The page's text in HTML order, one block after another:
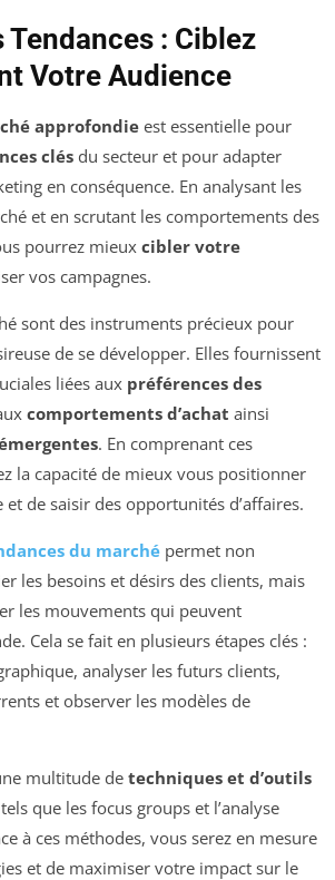
Tendances : Ciblez
Votre Audience
approfondieest essentielle pour
clés du secteur et pour adapter
en conséquence. En analysant les
et en scrutant les comportements des
pourrez mieux cibler votre
vos campagnes.
sont des instruments précieux pour
de se développer. Elles fournissent
liées aux préférences des
comportements d’achat ainsi
. En comprenant ces
la capacité de mieux vous positionner
de saisir des opportunités d’affaires.
du marché permet non
les besoins et désirs des clients, mais
les mouvements qui peuvent
Cela se fait en plusieurs étapes clés :
analyser les futurs clients,
et observer les modèles de
multitude de techniques et d’outils
que les focus groups et l’analyse
à ces méthodes, vous serez en mesure
et de maximiser votre impact sur le